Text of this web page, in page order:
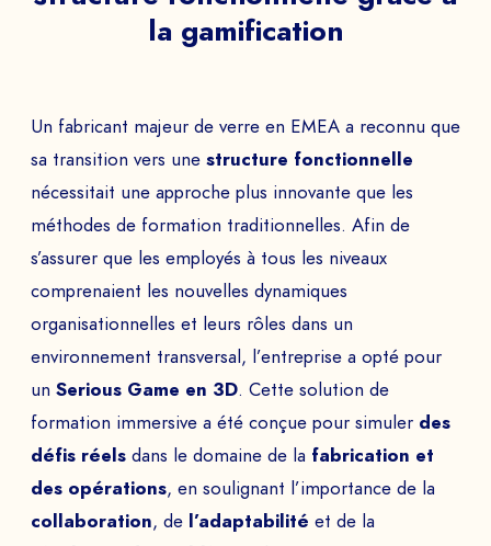
la gamification
Un fabricant majeur de verre en EMEA a reconnu que
sa transition vers une structure fonctionnelle
nécessitait une approche plus innovante que les
méthodes de formation traditionnelles. Afin de
s’assurer que les employés à tous les niveaux
comprenaient les nouvelles dynamiques
organisationnelles et leurs rôles dans un
environnement transversal, l’entreprise a opté pour
un Serious Game en 3D. Cette solution de
formation immersive a été conçue pour simuler des
défis réels dans le domaine de la fabrication et
des opérations, en soulignant l’importance de la
collaboration, de l’adaptabilité et de la